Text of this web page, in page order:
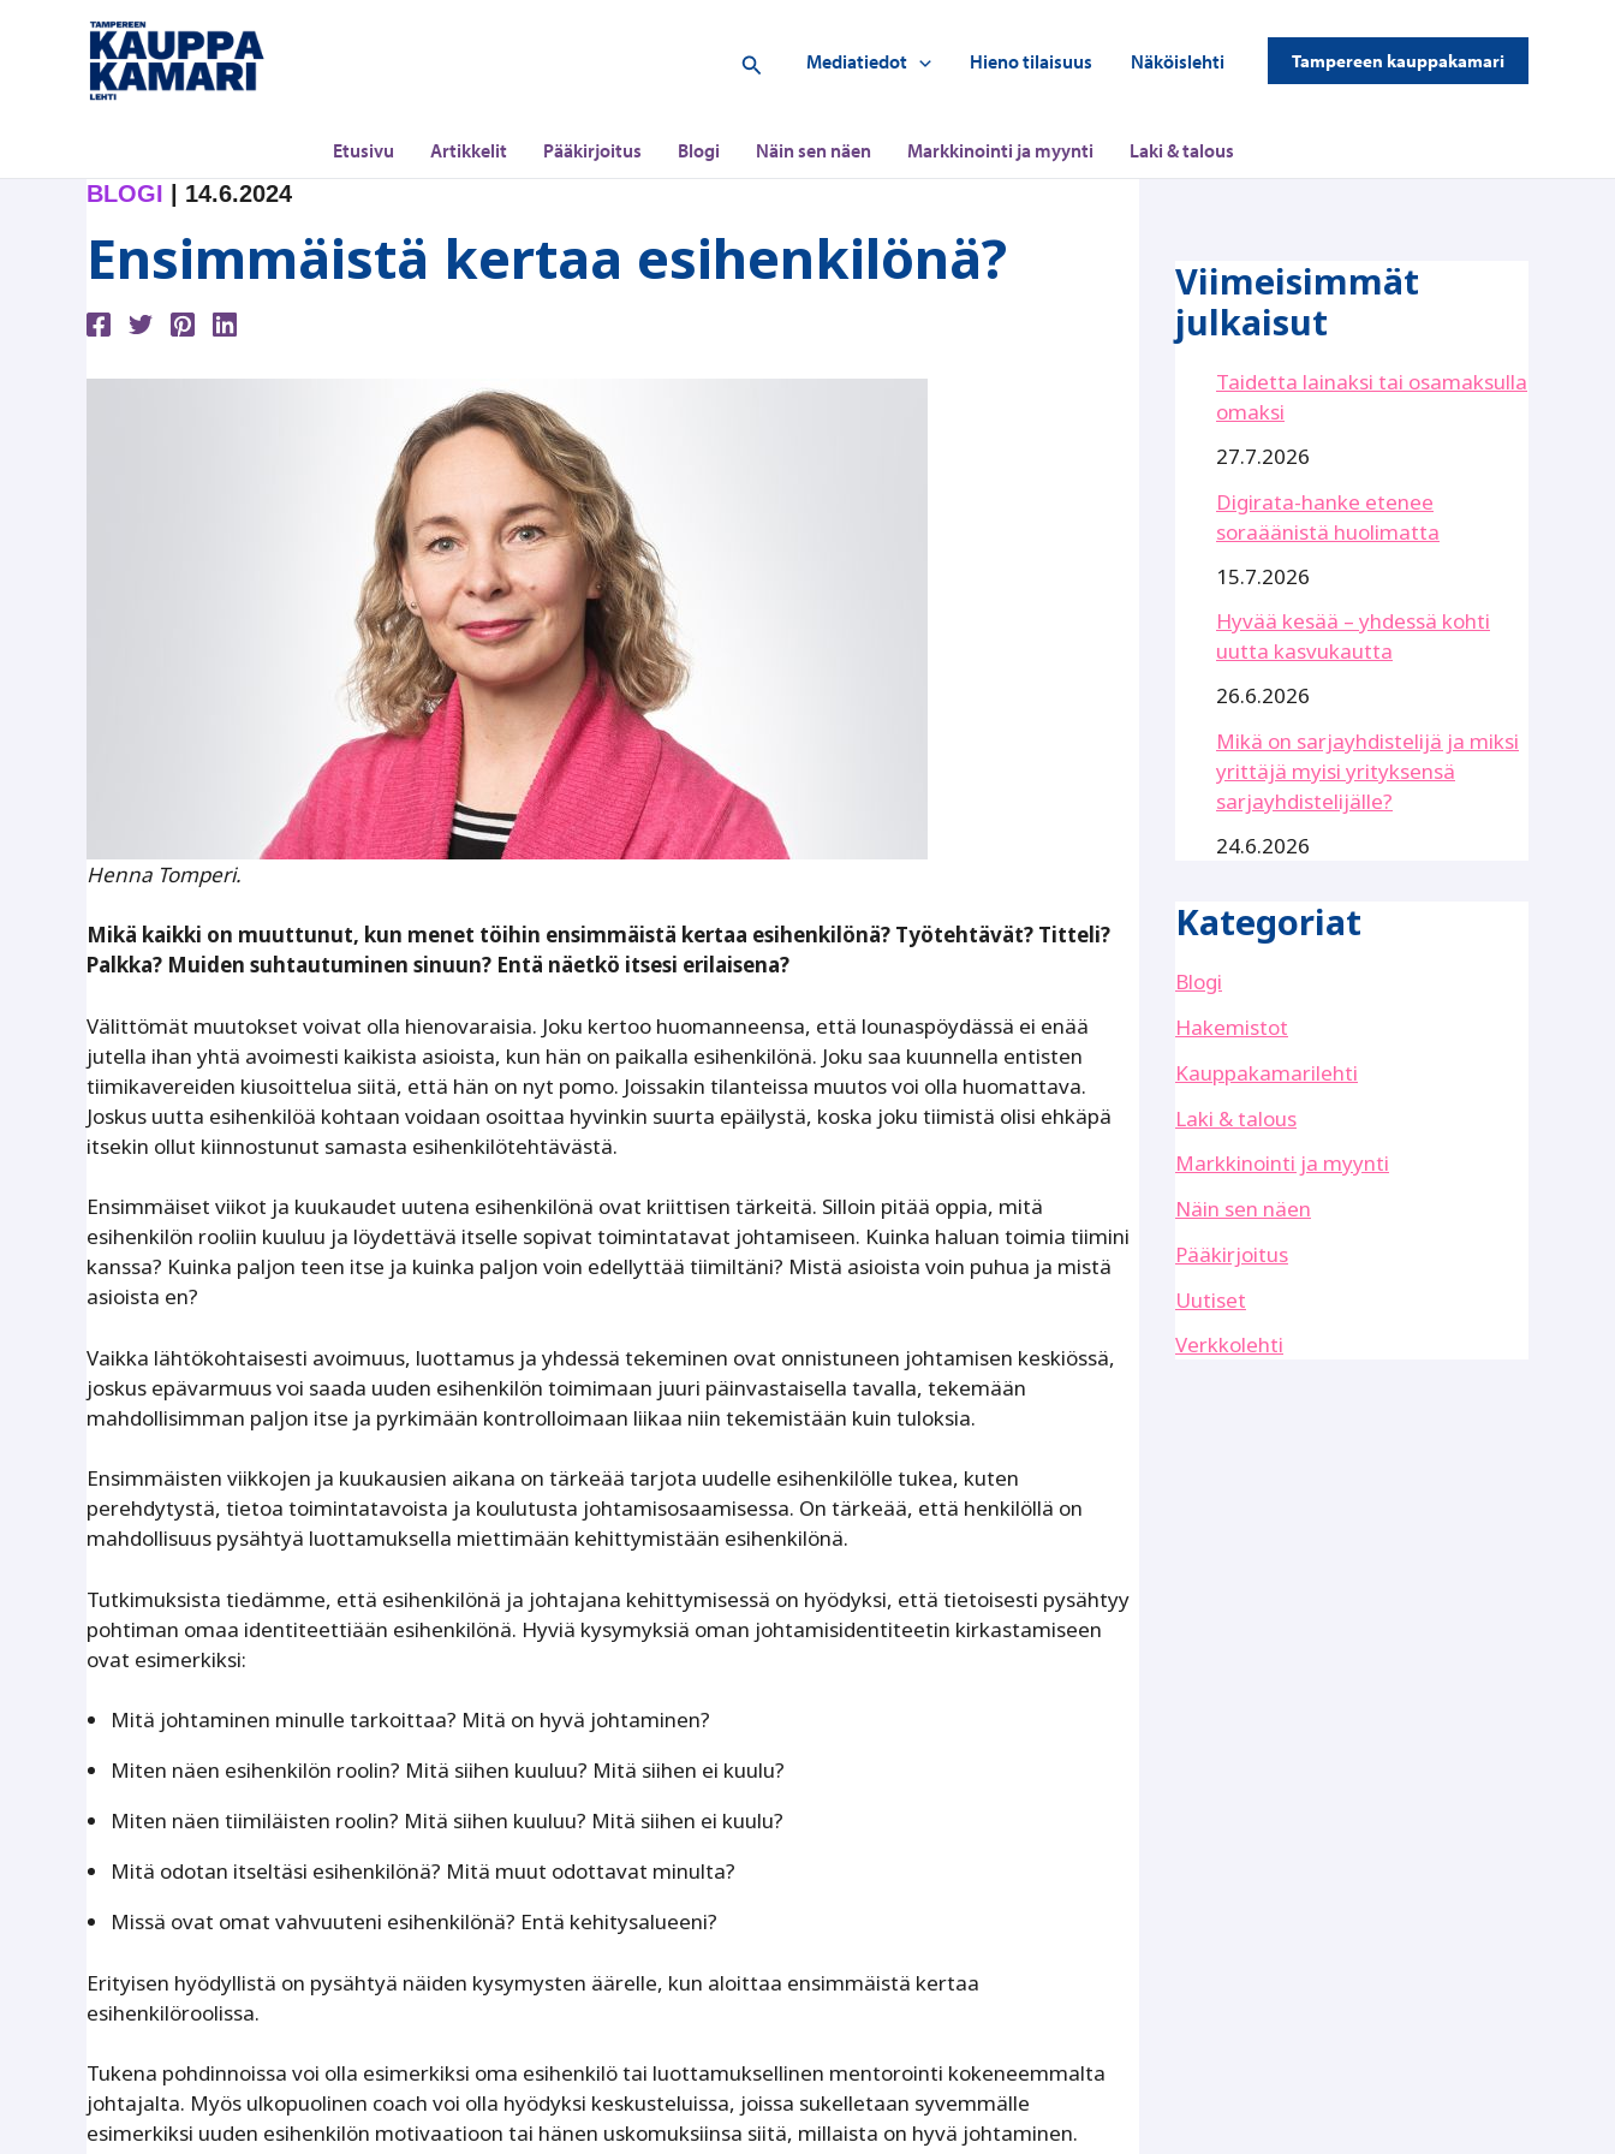
Hae Mediatiedot Hieno tilaisuus Näköislehti Tampereen kauppakamari
Etusivu Artikkelit Pääkirjoitus Blogi Näin sen näen Markkinointi ja myynti Laki & talous
BLOGI | 14.6.2024
Ensimmäistä kertaa esihenkilönä?
Henna Tomperi.
Mikä kaikki on muuttunut, kun menet töihin ensimmäistä kertaa esihenkilönä? Työtehtävät? Titteli?
Palkka? Muiden suhtautuminen sinuun? Entä näetkö itsesi erilaisena?
Välittömät muutokset voivat olla hienovaraisia. Joku kertoo huomanneensa, että lounaspöydässä ei enää
jutella ihan yhtä avoimesti kaikista asioista, kun hän on paikalla esihenkilönä. Joku saa kuunnella entisten
tiimikavereiden kiusoittelua siitä, että hän on nyt pomo. Joissakin tilanteissa muutos voi olla huomattava.
Joskus uutta esihenkilöä kohtaan voidaan osoittaa hyvinkin suurta epäilystä, koska joku tiimistä olisi ehkäpä
itsekin ollut kiinnostunut samasta esihenkilötehtävästä.
Ensimmäiset viikot ja kuukaudet uutena esihenkilönä ovat kriittisen tärkeitä. Silloin pitää oppia, mitä
esihenkilön rooliin kuuluu ja löydettävä itselle sopivat toimintatavat johtamiseen. Kuinka haluan toimia tiimini
kanssa? Kuinka paljon teen itse ja kuinka paljon voin edellyttää tiimiltäni? Mistä asioista voin puhua ja mistä
asioista en?
Vaikka lähtökohtaisesti avoimuus, luottamus ja yhdessä tekeminen ovat onnistuneen johtamisen keskiössä,
joskus epävarmuus voi saada uuden esihenkilön toimimaan juuri päinvastaisella tavalla, tekemään
mahdollisimman paljon itse ja pyrkimään kontrolloimaan liikaa niin tekemistään kuin tuloksia.
Ensimmäisten viikkojen ja kuukausien aikana on tärkeää tarjota uudelle esihenkilölle tukea, kuten
perehdytystä, tietoa toimintatavoista ja koulutusta johtamisosaamisessa. On tärkeää, että henkilöllä on
mahdollisuus pysähtyä luottamuksella miettimään kehittymistään esihenkilönä.
Tutkimuksista tiedämme, että esihenkilönä ja johtajana kehittymisessä on hyödyksi, että tietoisesti pysähtyy
pohtiman omaa identiteettiään esihenkilönä. Hyviä kysymyksiä oman johtamisidentiteetin kirkastamiseen
ovat esimerkiksi:
Mitä johtaminen minulle tarkoittaa? Mitä on hyvä johtaminen?
Miten näen esihenkilön roolin? Mitä siihen kuuluu? Mitä siihen ei kuulu?
Miten näen tiimiläisten roolin? Mitä siihen kuuluu? Mitä siihen ei kuulu?
Mitä odotan itseltäsi esihenkilönä? Mitä muut odottavat minulta?
Missä ovat omat vahvuuteni esihenkilönä? Entä kehitysalueeni?
Erityisen hyödyllistä on pysähtyä näiden kysymysten äärelle, kun aloittaa ensimmäistä kertaa
esihenkilöroolissa.
Tukena pohdinnoissa voi olla esimerkiksi oma esihenkilö tai luottamuksellinen mentorointi kokeneemmalta
johtajalta. Myös ulkopuolinen coach voi olla hyödyksi keskusteluissa, joissa sukelletaan syvemmälle
esimerkiksi uuden esihenkilön motivaatioon tai hänen uskomuksiinsa siitä, millaista on hyvä johtaminen.
Viimeisimmät
julkaisut
Taidetta lainaksi tai osamaksulla
omaksi
27.7.2026
Digirata-hanke etenee
soraäänistä huolimatta
15.7.2026
Hyvää kesää – yhdessä kohti
uutta kasvukautta
26.6.2026
Mikä on sarjayhdistelijä ja miksi
yrittäjä myisi yrityksensä
sarjayhdistelijälle?
24.6.2026
Kategoriat
Blogi
Hakemistot
Kauppakamarilehti
Laki & talous
Markkinointi ja myynti
Näin sen näen
Pääkirjoitus
Uutiset
Verkkolehti